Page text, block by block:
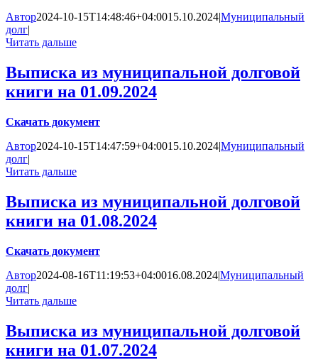
Автор2024-10-15T14:48:46+04:0015.10.2024|Муниципальный
долг|
Читать дальше
Выписка из муниципальной долговой
книги на 01.09.2024
Скачать документ
Автор2024-10-15T14:47:59+04:0015.10.2024|Муниципальный
долг|
Читать дальше
Выписка из муниципальной долговой
книги на 01.08.2024
Скачать документ
Автор2024-08-16T11:19:53+04:0016.08.2024|Муниципальный
долг|
Читать дальше
Выписка из муниципальной долговой
книги на 01.07.2024